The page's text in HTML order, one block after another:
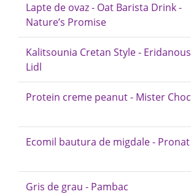
Lapte de ovaz - Oat Barista Drink -
Nature’s Promise
Kalitsounia Cretan Style - Eridanous
Lidl
Protein creme peanut - Mister Choc
Ecomil bautura de migdale - Pronat
Gris de grau - Pambac